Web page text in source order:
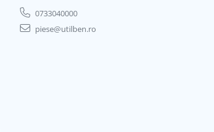
0733040000
piese@utilben.ro